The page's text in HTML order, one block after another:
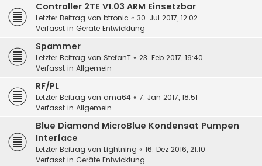
Controller 2TE V1.03 ARM Einsetzbar
Letzter Beitrag von btronic « 30. Jul 2017, 12:02
Verfasst in Geräte Entwicklung
Spammer
Letzter Beitrag von StefanT « 23. Feb 2017, 19:40
Verfasst in Allgemein
RF/PL
Letzter Beitrag von ama64 « 7. Jan 2017, 18:51
Verfasst in Allgemein
Blue Diamond MicroBlue Kondensat Pumpen
Interface
Letzter Beitrag von Lightning « 16. Dez 2016, 21:10
Verfasst in Geräte Entwicklung